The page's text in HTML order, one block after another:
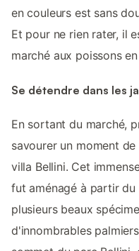
en couleurs est sans
Et pour ne rien rater, il
marché aux poissons
Se détendre dans les
En sortant du marché,
savourer un moment
villa Bellini. Cet
fut aménagé à partir du
plusieurs beaux
d'innombrables